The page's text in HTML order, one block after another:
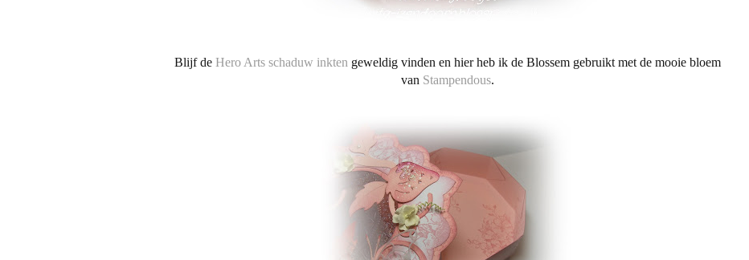
Blijf de Hero Arts schaduw inkten geweldig vinden en hier heb ik de Blossem gebruikt met de mooie bloem
van Stampendous.